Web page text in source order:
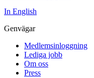
In English
Genvägar
Medlemsinloggning
Lediga jobb
Om oss
Press